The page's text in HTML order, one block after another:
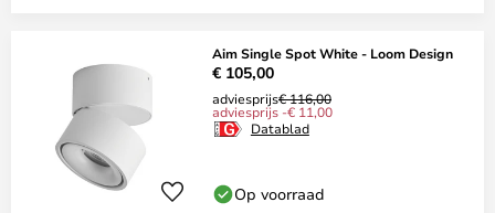
Aim Single Spot White - Loom Design
€ 105,00
adviesprijs€ 116,00
adviesprijs -€ 11,00
Datablad
Op voorraad